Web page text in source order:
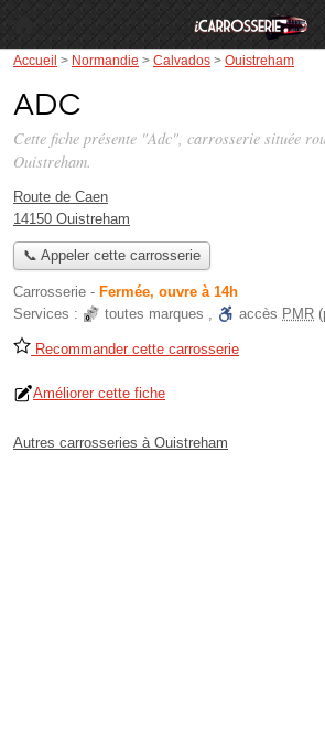
Accueil > Normandie > Calvados > Ouistreham
Adc
Cette fiche présente "Adc", carrosserie située
Ouistreham.
Route de Caen
14150 Ouistreham
📞 Appeler cette carrosserie
Carrosserie - Fermée, ouvre à 14h
Services :
toutes marques , accès PMR
Recommander cette carrosserie
Améliorer cette fiche
Autres carrosseries à Ouistreham